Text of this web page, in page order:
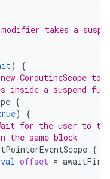
takes a
)
{
CoroutineScope to
inside a suspend
{
)
{
for the user to tap
the same block
{
val offset =